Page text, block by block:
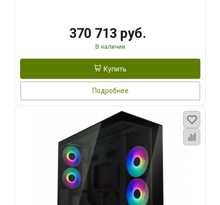
370 713 руб.
В наличии
Купить
Подробнее